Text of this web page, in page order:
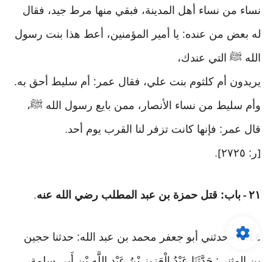
نساء من نساء أهل المدينة، فبقي منها مرط جيد، فقال
له بعض من عنده: يا أمير المؤمنين، أعط هذا بنت رسول
الله ﷺ التي عندك،
يريدون أم كلثوم بنت علي، فقال عمر: أم سليط أحق به.
وأم سليط من نساء الأنصار، ممن بايع رسول الله ﷺ،
قال عمر: فإنها كانت تزفر لنا القرب يوم أحد.
[ر: ٢٧٢٥ ].
٢١ - باب: قتل حمزة بن عبد المطلب رضي الله عنه.
٣٨٤٤-
حدثني أبو جعفر محمد بن عبد الله: حدثنا حجين